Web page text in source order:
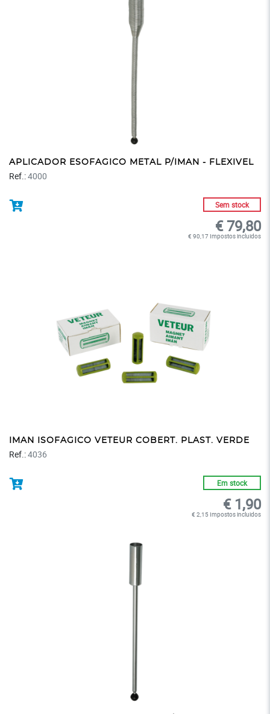
APLICADOR ESOFAGICO METAL P/IMAN - FLEXIVEL
Ref.:4000
Sem stock
€ 79,80
€ 90,17 Impostos incluidos
IMAN ISOFAGICO VETEUR COBERT. PLAST. VERDE
Ref.:4036
Em stock
€ 1,90
€ 2,15 Impostos incluidos